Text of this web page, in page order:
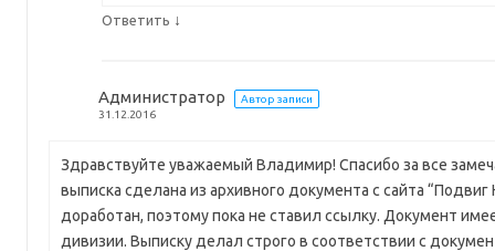
Ответить ↓
Администратор
Автор записи
31.12.2016
Здравствуйте уважаемый Владимир! Спасибо за все
выписка сделана из архивного документа с сайта
доработан, поэтому пока не ставил ссылку. Документ
дивизии. Выписку делал строго в соответствии с